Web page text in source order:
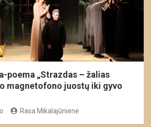
poema „Strazdas – žalias
magnetofono juostų iki gyvo
Rasa Mikalajūnienė